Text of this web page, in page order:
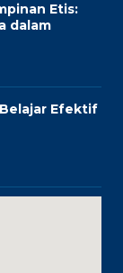
Etis:
dalam
Efektif